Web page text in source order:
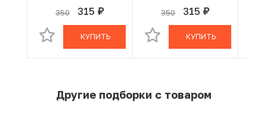
350 315 руб.
В КОРЗИНЕ
КУПИТЬ
350 315 руб.
В КОРЗИНЕ
КУПИТЬ
Другие подборки с товаром